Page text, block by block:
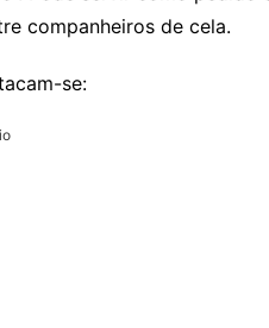
companheiros de cela.
se: